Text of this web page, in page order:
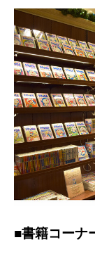
■書籍コーナ